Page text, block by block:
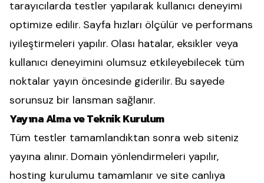
tarayıcılarda testler yapılarak kullanıcı deneyimi
optimize edilir. Sayfa hızları ölçülür ve performans
iyileştirmeleri yapılır. Olası hatalar, eksikler veya
kullanıcı deneyimini olumsuz etkileyebilecek tüm
noktalar yayın öncesinde giderilir. Bu sayede
sorunsuz bir lansman sağlanır.
Yayına Alma ve Teknik Kurulum
Tüm testler tamamlandıktan sonra web siteniz
yayına alınır. Domain yönlendirmeleri yapılır,
hosting kurulumu tamamlanır ve site canlıya